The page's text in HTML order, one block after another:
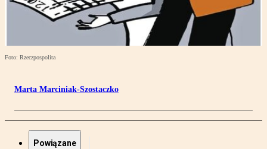
Foto: Rzeczpospolita
Marta Marciniak-Szostaczko
Powiązane